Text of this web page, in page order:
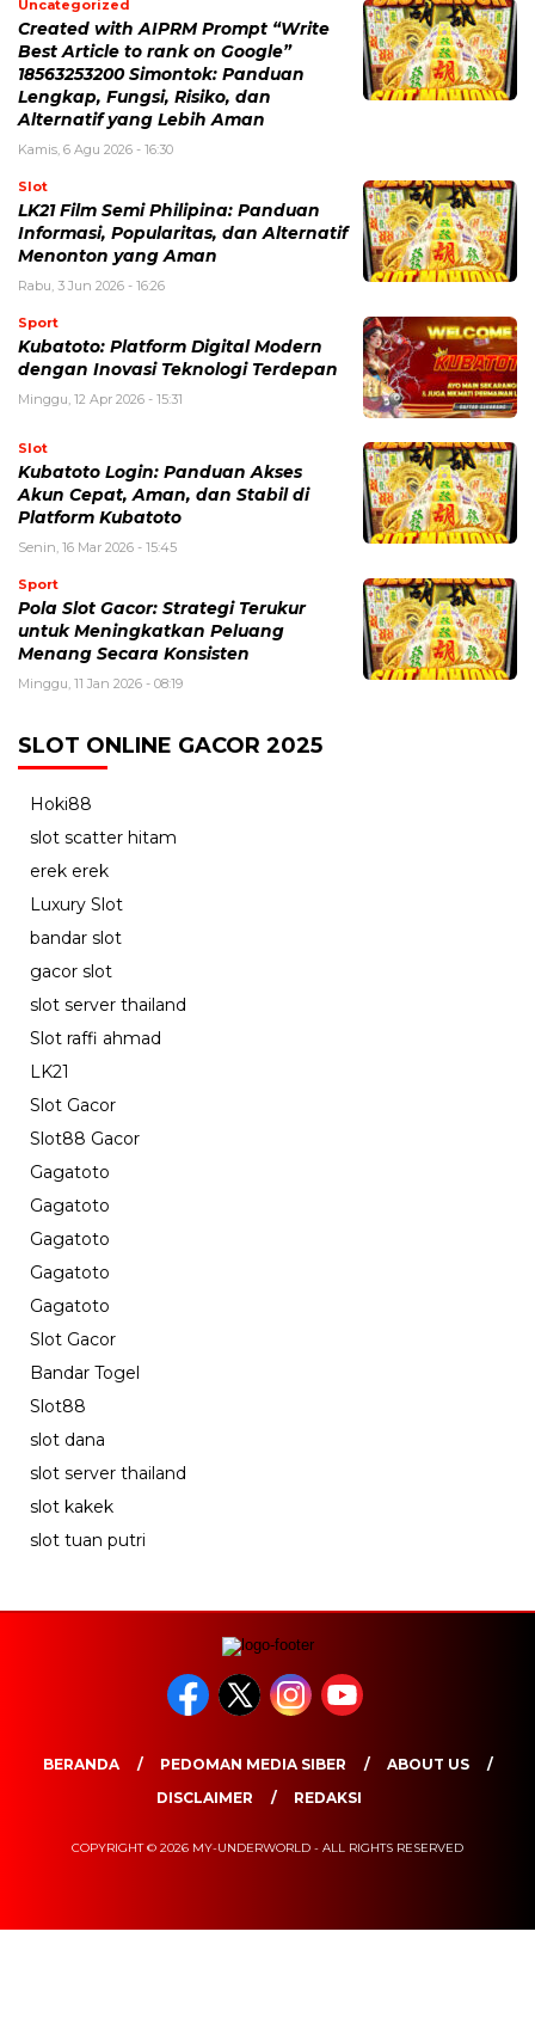
Uncategorized
Created with AIPRM Prompt “Write
Best Article to rank on Google”
18563253200 Simontok: Panduan
Lengkap, Fungsi, Risiko, dan
Alternatif yang Lebih Aman
Kamis, 6 Agu 2026 - 16:30
Slot
LK21 Film Semi Philipina: Panduan
Informasi, Popularitas, dan Alternatif
Menonton yang Aman
Rabu, 3 Jun 2026 - 16:26
Sport
Kubatoto: Platform Digital Modern
dengan Inovasi Teknologi Terdepan
Minggu, 12 Apr 2026 - 15:31
Slot
Kubatoto Login: Panduan Akses
Akun Cepat, Aman, dan Stabil di
Platform Kubatoto
Senin, 16 Mar 2026 - 15:45
Sport
Pola Slot Gacor: Strategi Terukur
untuk Meningkatkan Peluang
Menang Secara Konsisten
Minggu, 11 Jan 2026 - 08:19
SLOT ONLINE GACOR 2025
Hoki88
slot scatter hitam
erek erek
Luxury Slot
bandar slot
gacor slot
slot server thailand
Slot raffi ahmad
LK21
Slot Gacor
Slot88 Gacor
Gagatoto
Gagatoto
Gagatoto
Gagatoto
Gagatoto
Slot Gacor
Bandar Togel
Slot88
slot dana
slot server thailand
slot kakek
slot tuan putri
BERANDA PEDOMAN MEDIA SIBER
ABOUT US
DISCLAIMER
REDAKSI
COPYRIGHT © 2026 MY-UNDERWORLD - ALL RIGHTS RESERVED